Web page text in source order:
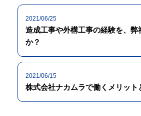
2021/06/25
造成工事や外構工事の経験を、弊
か？
2021/06/15
株式会社ナカムラで働くメリット